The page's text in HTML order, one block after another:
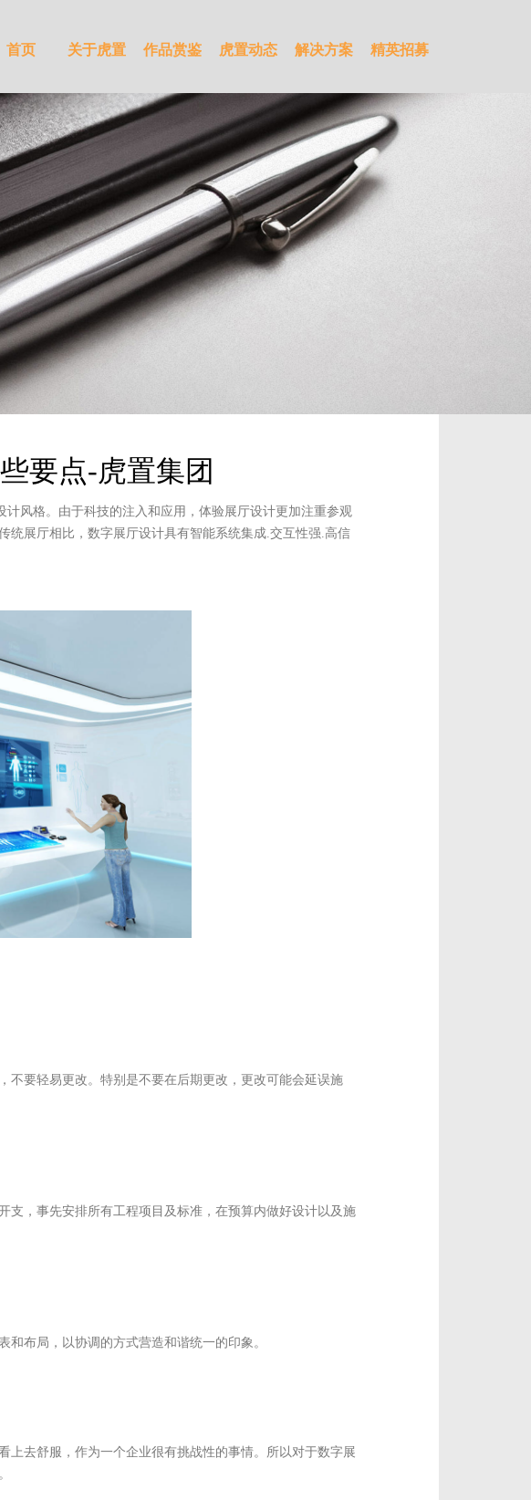
首页 关于虎置 作品赏鉴 虎置动态 解决方案 精英招募
要点-虎置集团
风格。由于科技的注入和应用，体验展厅设计更加注重参观
统展厅相比，数字展厅设计具有智能系统集成.交互性强.高信
不要轻易更改。特别是不要在后期更改，更改可能会延误施
支，事先安排所有工程项目及标准，在预算内做好设计以及施
布局，以协调的方式营造和谐统一的印象。
上去舒服，作为一个企业很有挑战性的事情。所以对于数字展